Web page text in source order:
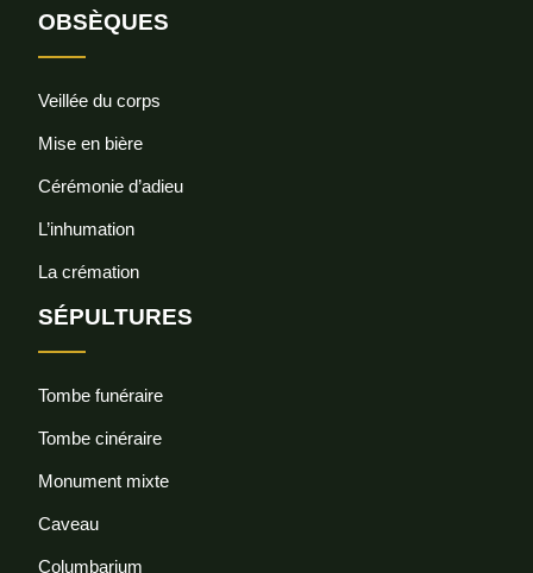
OBSÈQUES
Veillée du corps
Mise en bière
Cérémonie d’adieu
L’inhumation
La crémation
SÉPULTURES
Tombe funéraire
Tombe cinéraire
Monument mixte
Caveau
Columbarium